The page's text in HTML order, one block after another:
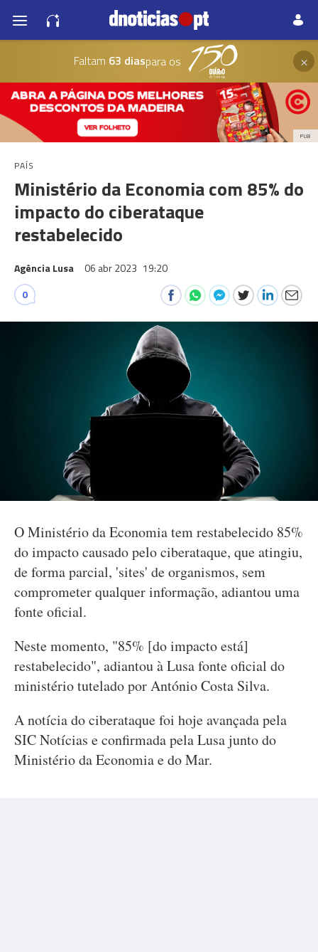
Faltam 63 diaspara os ×
PUB
PAÍS
Ministério da Economia com 85% do
impacto do ciberataque
restabelecido
Agência Lusa 06 abr 2023 19:20
0
O Ministério da Economia tem restabelecido 85%
do impacto causado pelo ciberataque, que atingiu,
de forma parcial, 'sites' de organismos, sem
comprometer qualquer informação, adiantou uma
fonte oficial.
Neste momento, "85% [do impacto está]
restabelecido", adiantou à Lusa fonte oficial do
ministério tutelado por António Costa Silva.
A notícia do ciberataque foi hoje avançada pela
SIC Notícias e confirmada pela Lusa junto do
Ministério da Economia e do Mar.